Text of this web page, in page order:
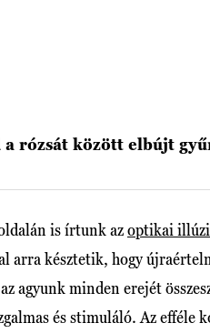
rózsát között elbújt
is írtunk azoptikai
arra késztetik, hogy
agyunk minden erejét
és stimuláló. Az